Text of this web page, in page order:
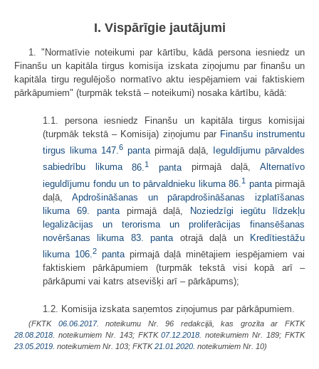
I. Vispārīgie jautājumi
1. "Normatīvie noteikumi par kārtību, kādā persona iesniedz un
Finanšu un kapitāla tirgus komisija izskata ziņojumu par finanšu un
kapitāla tirgu regulējošo normatīvo aktu iespējamiem vai faktiskiem
pārkāpumiem" (turpmāk tekstā – noteikumi) nosaka kārtību, kādā:
1.1. persona iesniedz Finanšu un kapitāla tirgus komisijai
(turpmāk tekstā – Komisija) ziņojumu par Finanšu instrumentu
tirgus likuma 147.6 pantapirmajā daļā,
Ieguldījumu pārvaldes
sabiedrību likuma
86.1 panta pirmajā daļā,Alternatīvo
ieguldījumu fondu un to pārvaldnieku likuma 86. 1 pantapirmajā
daļā, Apdrošināšanas un pārapdrošināšanas izplatīšanas
likuma
69. pantapirmajā daļā,
Noziedzīgi iegūtu līdzekļu
legalizācijas un terorisma un proliferācijas finansēšanas
novēršanas likuma
83. panta otrajā daļā un
Kredītiestāžu
likuma 106.2pantapirmajā daļā minētajiem iespējamiem vai
faktiskiem pārkāpumiem (turpmāk tekstā visi kopā arī –
pārkāpumi vai katrs atsevišķi arī – pārkāpums);
1.2. Komisija izskata saņemtos ziņojumus par pārkāpumiem.
(FKTK 06.06.2017.
noteikumu Nr. 96 redakcijā, kas grozīta ar FKTK
28.08.2018.
noteikumiem Nr. 143; FKTK07.12.2018.
noteikumiem Nr. 189; FKTK
23.05.2019. noteikumiem Nr. 103; FKTK21.01.2020. noteikumiem Nr. 10)